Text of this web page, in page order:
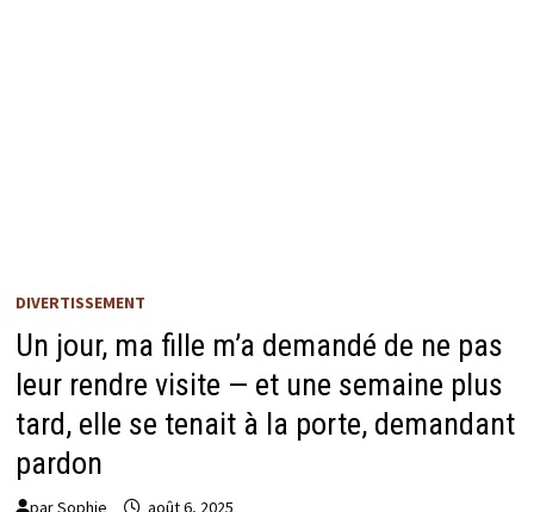
DIVERTISSEMENT
Un jour, ma fille m’a demandé de ne pas
leur rendre visite — et une semaine plus
tard, elle se tenait à la porte, demandant
pardon
parSophie août 6, 2025